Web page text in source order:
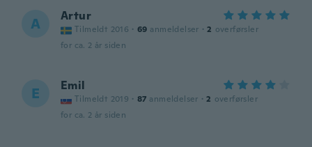
A Artur
Tilmeldt 2016 · 69 anmeldelser · 2 overførsler
for ca. 2 år siden
E Emil
Tilmeldt 2019 · 87 anmeldelser · 2 overførsler
for ca. 2 år siden